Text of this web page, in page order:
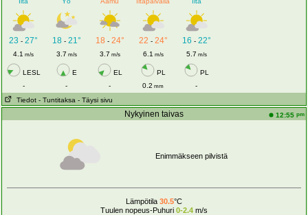
23 -27° 18- 21° 18 - 24° 22 - 24° 16 - 22°
4.1 m/s 3.7 m/s 3.7 m/s 6.1 m/s 5.7 m/s
LESL E EL PL
PL
-
- - 0.2 mm
-
Tiedot - Tuntitaksa - Täysi sivu
Nykyinen taivas 12:55 pm
Enimmäkseen pilvistä
Lämpötila 30.5°C
Tuulen nopeus-Puhuri 0-2.4m/s